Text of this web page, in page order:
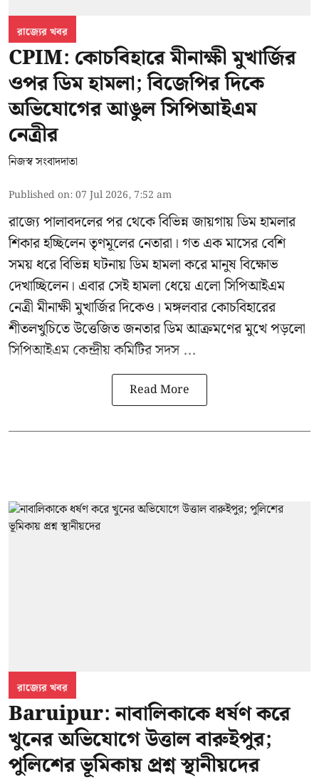
রাজ্যের খবর
CPIM: কোচবিহারে মীনাক্ষী মুখার্জির
ওপর ডিম হামলা; বিজেপির দিকে
অভিযোগের আঙুল সিপিআইএম
নেত্রীর
নিজস্ব সংবাদদাতা
Published on:07 Jul 2026, 7:52 am
রাজ্যে পালাবদলের পর থেকে বিভিন্ন জায়গায় ডিম হামলার
শিকার হচ্ছিলেন তৃণমূলের নেতারা। গত এক মাসের বেশি
সময় ধরে বিভিন্ন ঘটনায় ডিম হামলা করে মানুষ বিক্ষোভ
দেখাচ্ছিলেন। এবার সেই হামলা ধেয়ে এলোসিপিআইএম
নেত্রী মীনাক্ষী মুখার্জিরদিকেও। মঙ্গলবার কোচবিহারের
শীতলখুচিতে উত্তেজিত জনতার ডিম আক্রমণের মুখে পড়লো
সিপিআইএম কেন্দ্রীয় কমিটির সদস ...
Read More
রাজ্যের খবর
Baruipur: নাবালিকাকে ধর্ষণ করে
খুনের অভিযোগে উত্তাল বারুইপুর;
পুলিশের ভূমিকায় প্রশ্ন স্থানীয়দের